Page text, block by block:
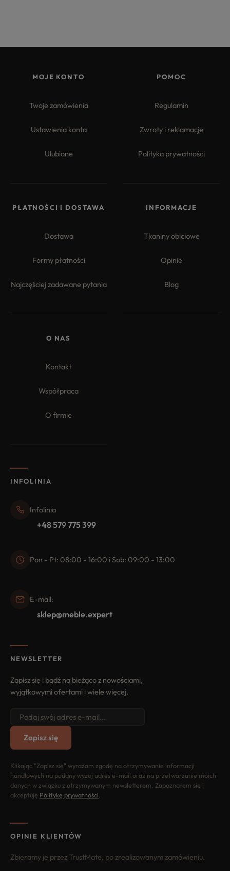
MOJE KONTO
Twoje zamówienia
Ustawienia konta
Ulubione
POMOC
Regulamin
Zwroty i reklamacje
Polityka prywatności
PŁATNOŚCI I DOSTAWA
Dostawa
Formy płatności
Najczęściej zadawane pytania
INFORMACJE
Tkaniny obiciowe
Opinie
Blog
O NAS
Kontakt
Współpraca
O firmie
INFOLINIA
Infolinia
+48 579 775 399
Pon - Pt: 08:00 - 16:00 i Sob: 09:00 - 13:00
E-mail:
sklep@meble.expert
NEWSLETTER
Zapisz się i bądź na bieżąco z nowościami,
wyjątkowymi ofertami i wiele więcej.
Zapisz się
Klikając "Zapisz się" wyrażam zgodę na otrzymywanie informacji
handlowych na podany wyżej adres e-mail oraz na przetwarzanie moich
danych w związku z otrzymywanym newsletterem. Zapoznałem się i
akceptuję Politykę prywatności
OPINIE KLIENTÓW
Zbieramy je przez TrustMate, po zrealizowanym zamówieniu.